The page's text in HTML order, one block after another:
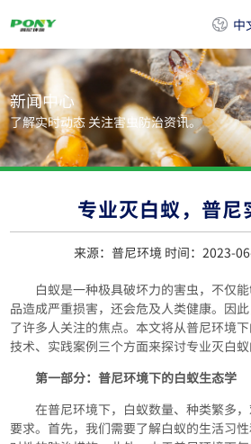
中
新闻中心
了解实时动态 关注害虫防治资讯。
专业灭白蚁，普尼
来源：普尼环境 时间：2023-
白蚁是一种极具破坏力的害虫，不仅
品造成严重损害，还会危及人类健康。因
了许多人关注的焦点。本文将从普尼环境下
技术、实践案例三个方面来探讨专业灭白蚁
第一部分：普尼环境下的白蚁生态学
在普尼环境下，白蚁数量、种类繁多
要求。首先，我们需要了解白蚁的生活习